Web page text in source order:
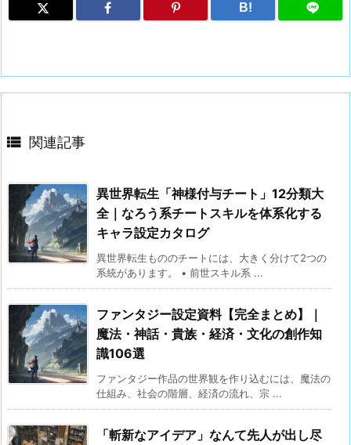
B!
 関連記事
異世界転生「神様付与チート」12分類大
全｜なろう系チートスキルを体系化する
キャラ設定カタログ
異世界転生もののチートには、大きく分けて2つの
系統があります。 • 前世スキル系 ...
ファンタジー設定資料【完全まとめ】｜
魔法・神話・貴族・経済・文化の創作知
識106選
ファンタジー作品の世界観を作り込むには、魔法の
仕組み、社会の階層、経済の流れ、宗 ...
「斬新なアイデア」なんて先人が出し尽